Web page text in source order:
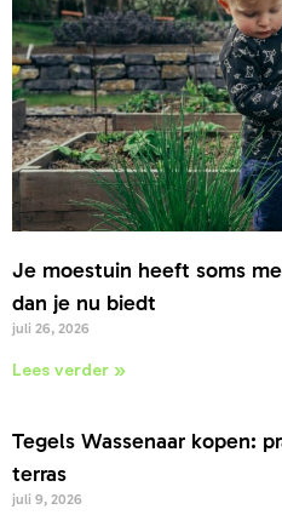
Je moestuin heeft soms
dan je nu biedt
juli 26, 2026
Lees verder »
Tegels Wassenaar kopen:
terras
juli 9, 2026